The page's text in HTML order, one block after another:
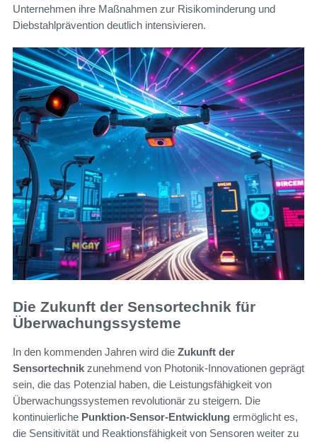
Unternehmen ihre Maßnahmen zur Risikominderung und
Diebstahlprävention deutlich intensivieren.
Die Zukunft der Sensortechnik für
Überwachungssysteme
In den kommenden Jahren wird die Zukunft der
Sensortechnik zunehmend von Photonik-Innovationen geprägt
sein, die das Potenzial haben, die Leistungsfähigkeit von
Überwachungssystemen revolutionär zu steigern. Die
kontinuierliche Punktion-Sensor-Entwicklung ermöglicht es,
die Sensitivität und Reaktionsfähigkeit von Sensoren weiter zu